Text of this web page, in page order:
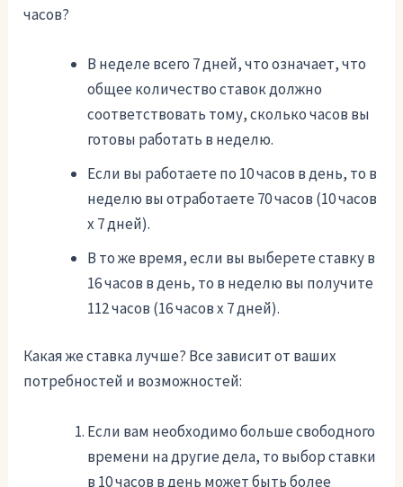
часов?
В неделе всего 7 дней, что означает, что
общее количество ставок должно
соответствовать тому, сколько часов вы
готовы работать в неделю.
Если вы работаете по 10 часов в день, то в
неделю вы отработаете 70 часов (10 часов
x 7 дней).
В то же время, если вы выберете ставку в
16 часов в день, то в неделю вы получите
112 часов (16 часов x 7 дней).
Какая же ставка лучше? Все зависит от ваших
потребностей и возможностей:
Если вам необходимо больше свободного
времени на другие дела, то выбор ставки
в 10 часов в день может быть более